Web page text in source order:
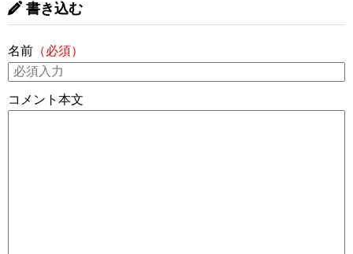
書き込む
名前 （必須）
コメント本文